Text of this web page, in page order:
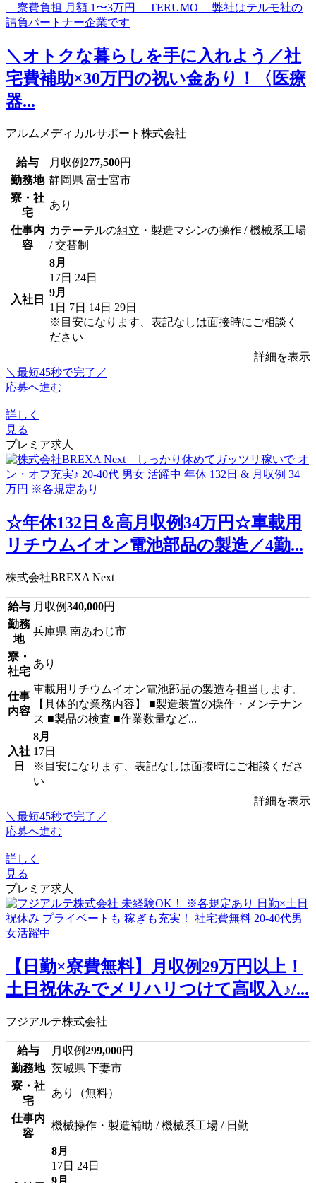
＼オトクな暮らしを手に入れよう／社
宅費補助×30万円の祝い金あり！〈医療
器...
アルムメディカルサポート株式会社
給与 月収例277,500円
勤務地 静岡県 富士宮市
寮・社
宅
あり
仕事内
容
カテーテルの組立・製造マシンの操作 / 機械系工場
/ 交替制
入社日
8月
17日 24日
9月
1日 7日 14日 29日
※目安になります、表記なしは面接時にご相談く
ださい
詳細を表示
＼最短45秒で完了／
応募へ進む
詳しく
見る
プレミア求人
☆年休132日＆高月収例34万円☆車載用
リチウムイオン電池部品の製造／4勤...
株式会社BREXA Next
給与 月収例340,000円
勤務
地
兵庫県 南あわじ市
寮・
社宅
あり
仕事
内容
車載用リチウムイオン電池部品の製造を担当します。
【具体的な業務内容】 ■製造装置の操作・メンテナン
ス ■製品の検査 ■作業数量など...
入社
日
8月
17日
※目安になります、表記なしは面接時にご相談くださ
い
詳細を表示
＼最短45秒で完了／
応募へ進む
詳しく
見る
プレミア求人
【日勤×寮費無料】月収例29万円以上！
土日祝休みでメリハリつけて高収入♪/...
フジアルテ株式会社
給与 月収例299,000円
勤務地 茨城県 下妻市
寮・社
宅
あり（無料）
仕事内
容
機械操作・製造補助 / 機械系工場 / 日勤
8月
17日 24日
9月